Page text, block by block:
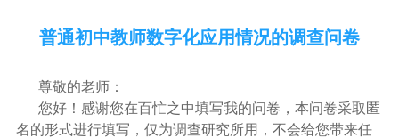
普通初中教师数字化应用情况的调查问卷
尊敬的老师：
您好！感谢您在百忙之中填写我的问卷，本问卷采取匿
名的形式进行填写，仅为调查研究所用，不会给您带来任